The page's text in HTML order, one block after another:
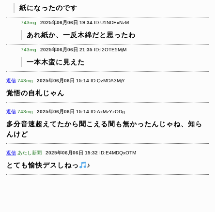
紙になったのです
743mg 2025年06月06日 19:34 ID:U1NDExNzM
あれ紙か、一反木綿だと思ったわ
743mg 2025年06月06日 21:35 ID:I2OTE5MjM
一本木蛮に見えた
返信 743mg 2025年06月06日 15:14 ID:QzMDA3MjY
覚悟の自札じゃん
返信 743mg 2025年06月06日 15:14 ID:AxMzYzODg
多分音速超えてたから聞こえる間も無かったんじゃね、知ら
んけど
返信 あたし新聞 2025年06月06日 15:32 ID:E4MDQxOTM
とても愉快デスしねっ ♪